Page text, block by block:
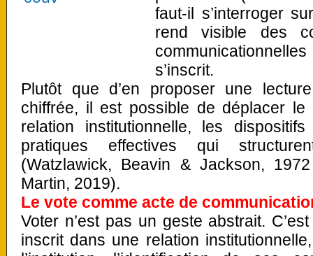
faut-il s’interroger
rend visible des
s’inscrit.
Plutôt que d’en proposer une
chiffrée, il est possible de déplacer
relation institutionnelle, les
pratiques effectives qui
(Watzlawick, Beavin & Jackson,
Martin, 2019).
Le vote comme acte de
Voter n’est pas un geste abstrait.
inscrit dans une relation